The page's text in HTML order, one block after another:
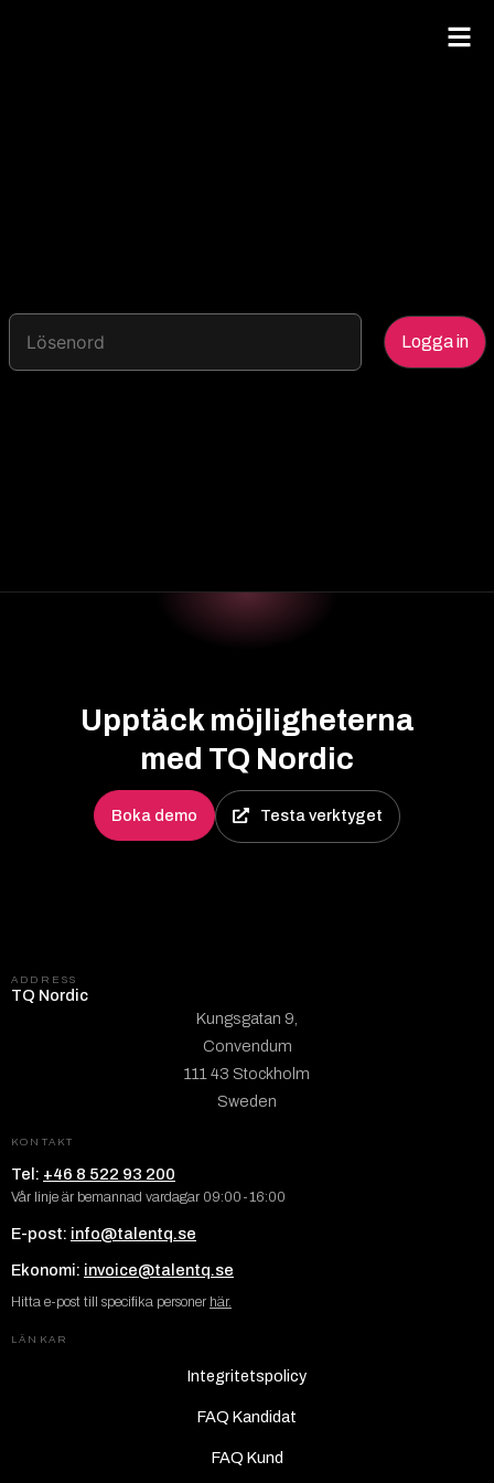
Upptäck möjligheterna
med TQ Nordic
Boka demo Testa verktyget
ADDRESS
TQ Nordic
Kungsgatan 9,
Convendum
111 43 Stockholm
Sweden
KONTAKT
Tel: +46 8 522 93 200
Vår linje är bemannad vardagar 09:00-16:00
E-post: info@talentq.se
Ekonomi: invoice@talentq.se
Hitta e-post till specifika personer här.
LÄNKAR
Integritetspolicy
FAQ Kandidat
FAQ Kund